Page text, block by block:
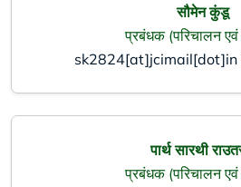
सौमेन कुंडू
प्रबंधक (परिचालन एवं
sk2824[at]jcimail[dot]in
पार्थ सारथी
प्रबंधक (परिचालन एवं